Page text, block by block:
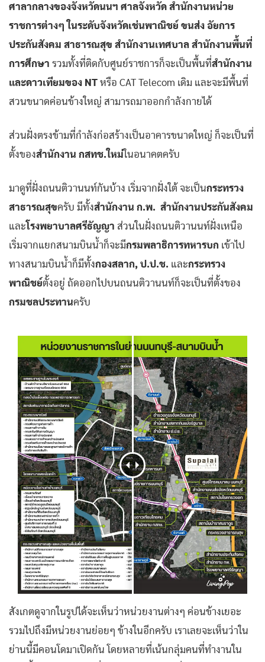
ศาลากลางของจังหวัดนนฯ ศาลจังหวัด สำนักงานหน่วย
ราชการต่างๆ ในระดับจังหวัดเช่นพาณิชย์ ขนส่ง อัยการ
ประกันสังคม สาธารณสุข สำนักงานเทศบาล สำนักงานพื้นที่
การศึกษา รวมทั้งที่ติดกับศูนย์ราชการก็จะเป็นพื้นที่สำนักงาน
และดาวเทียมของ NT หรือ CAT Telecom เดิม และจะมีพื้นที่
สวนขนาดค่อนข้างใหญ่ สามารถมาออกกำลังกายได้
ส่วนฝั่งตรงข้ามที่กำลังก่อสร้างเป็นอาคารขนาดใหญ่ ก็จะเป็นที่
ตั้งของสำนักงาน กสทช.ใหม่ในอนาคตครับ
มาดูที่ฝั่งถนนติวานนท์กันบ้าง เริ่มจากฝั่งใต้ จะเป็นกระทรวง
สาธารณสุขครับ มีทั้งสำนักงาน ก.พ. สำนักงานประกันสังคม
และโรงพยาบาลศรีธัญญา ส่วนในฝั่งถนนติวานนท์ฝั่งเหนือ
เริ่มจากแยกสนามบินน้ำก็จะมีกรมพลาธิการทหารบก เข้าไป
ทางสนามบินน้ำก็มีทั้งกองสลาก, ป.ป.ช. และกระทรวง
พาณิชย์ตั้งอยู่ ถัดออกไปบนถนนติวานนท์ก็จะเป็นที่ตั้งของ
กรมชลประทานครับ
สังเกตดูจากในรูปได้จะเห็นว่าหน่วยงานต่างๆ ค่อนข้างเยอะ
รวมไปถึงมีหน่วยงานย่อยๆ ข้างในอีกครับ เราเลยจะเห็นว่าใน
ย่านนี้มีคอนโดมาเปิดกัน โดยหลายที่เน้นกลุ่มคนที่ทำงานใน